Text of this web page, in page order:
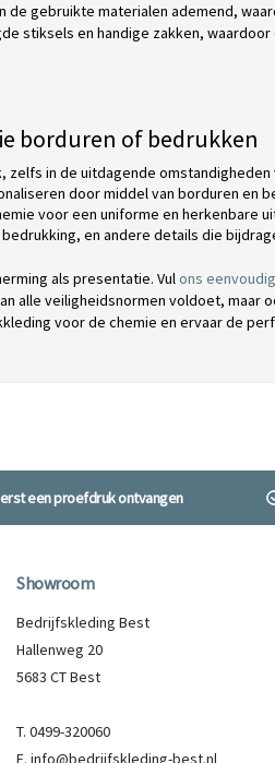
de gebruikte materialen ademend,
stiksels en handige zakken,
borduren of bedrukken
in de uitdagende
door middel van borduren en
voor een uniforme en herkenbare
en andere details die
als presentatie. Vulons
alle veiligheidsnormen voldoet,
voor de chemie en ervaar de
een proefdruk ontvangen
Showroom
Bedrijfskleding Best
Hallenweg 20
5683 CT Best
T. 0499-320060
E. info@bedrijfskleding-best.nl